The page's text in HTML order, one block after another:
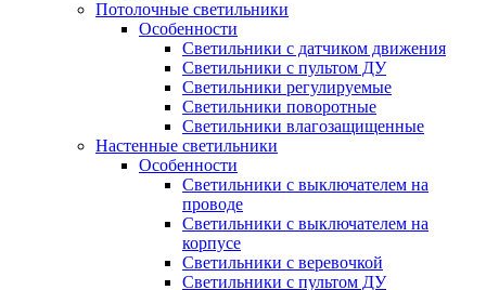
Потолочные светильники
Особенности
Светильники с датчиком движения
Светильники с пультом ДУ
Светильники регулируемые
Светильники поворотные
Светильники влагозащищенные
Настенные светильники
Особенности
Светильники с выключателем на
проводе
Светильники с выключателем на
корпусе
Светильники с веревочкой
Светильники с пультом ДУ